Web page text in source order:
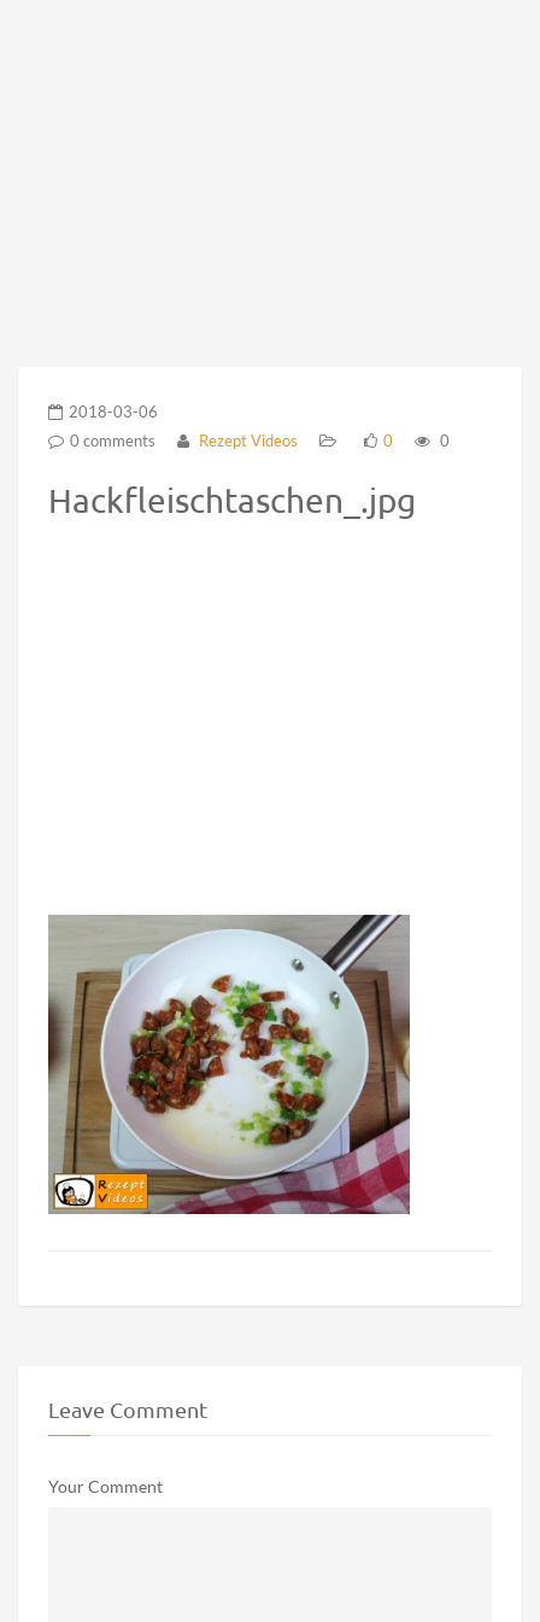
2018-03-06
0 comments
Rezept Videos 0 0
Hackfleischtaschen_.jpg
Leave Comment
Your Comment